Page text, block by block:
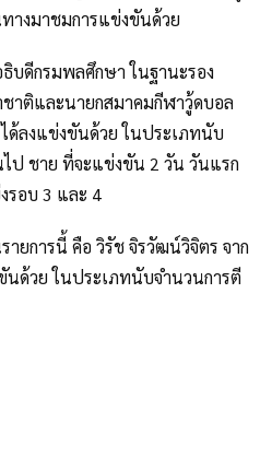
างมาชมการแข่งขันด้วย
บดีกรมพลศึกษา ในฐานะรอง
าติและนายกสมาคมกีฬาวู้ดบอล
ลงแข่งขันด้วย ในประเภทนับ
ป ชาย ที่จะแข่งขัน 2 วัน วันแรก
รอบ 3 และ 4
ยการนี้ คือ วิรัช จิรวัฒน์วิจิตร จาก
นด้วย ในประเภทนับจำนวนการตี